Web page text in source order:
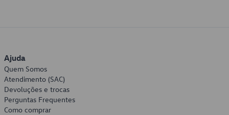
Ajuda
Quem Somos
Atendimento (SAC)
Devoluções e trocas
Perguntas Frequentes
Como comprar